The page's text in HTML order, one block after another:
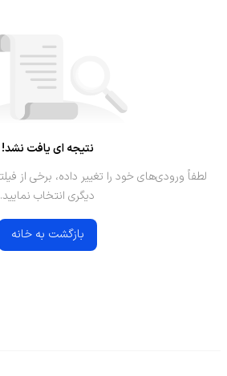
نتیجه ای یافت نشد!
لطفاً ورودی‌های خود را تغییر داده، برخی از
دیگری انتخاب نمایید.
بازگشت به خانه